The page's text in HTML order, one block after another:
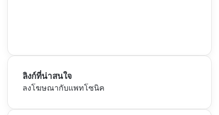
ลิงก์ที่น่าสนใจ
ลงโฆษณากับแพทโซนิค